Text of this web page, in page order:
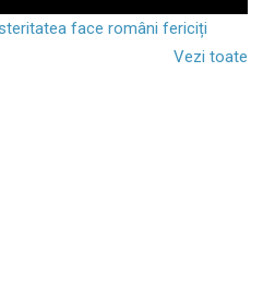
face români fericiți
Vezi toate